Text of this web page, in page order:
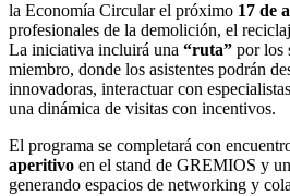
la Economía Circular el próximo 17 de
profesionales de la demolición, el
La iniciativa incluirá una “ruta” por los
miembro, donde los asistentes podrán
innovadoras, interactuar con
una dinámica de visitas con incentivos.
El programa se completará con
aperitivo en el stand de GREMIOS y
generando espacios de networking y